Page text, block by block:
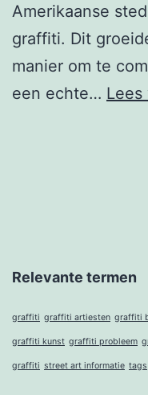
Amerikaanse
graffiti. Dit
manier om te
een echte… Lees
Relevante termen
graffiti graffiti artiesten graffiti
graffiti kunst graffiti probleem
graffiti street art informatie tags